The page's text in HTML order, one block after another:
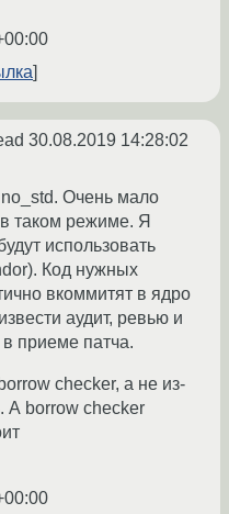
30.08.2019 14:28:02
Очень мало
таком режиме. Я
использовать
Код нужных
вкоммитят в ядро
аудит, ревью и
в приеме патча.
checker, а не из-
А borrow checker